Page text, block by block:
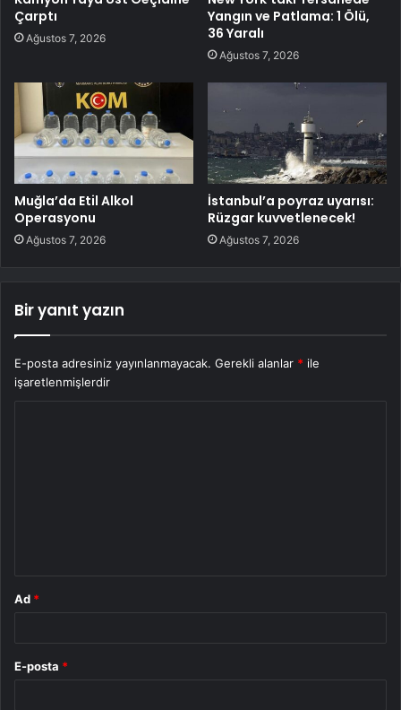
Çarptı
Ağustos 7, 2026
Yangın ve Patlama: 1 Ölü,
36 Yaralı
Ağustos 7, 2026
Muğla’da Etil Alkol
Operasyonu
Ağustos 7, 2026
İstanbul’a poyraz uyarısı:
Rüzgar kuvvetlenecek!
Ağustos 7, 2026
Bir yanıt yazın
E-posta adresiniz yayınlanmayacak. Gerekli alanlar * ile
işaretlenmişlerdir
Ad *
E-posta *